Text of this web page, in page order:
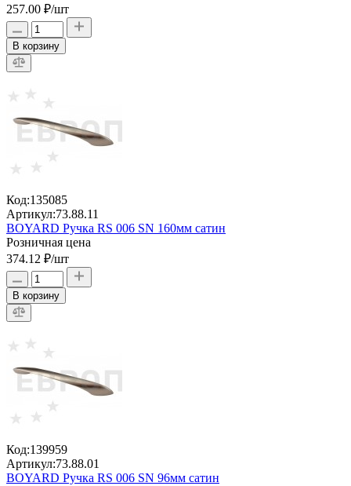
257.00 ₽/шт
В корзину
Код:135085
Артикул:73.88.11
BOYARD Ручка RS 006 SN 160мм сатин
Розничная цена
374.12 ₽/шт
В корзину
Код:139959
Артикул:73.88.01
BOYARD Ручка RS 006 SN 96мм сатин